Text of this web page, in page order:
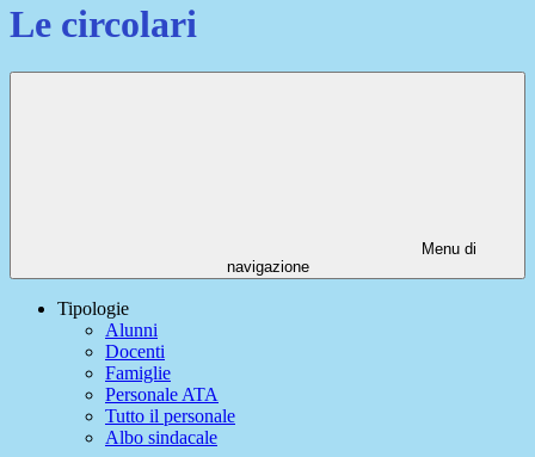
Le circolari
Menu di
navigazione
Tipologie
Alunni
Docenti
Famiglie
Personale ATA
Tutto il personale
Albo sindacale